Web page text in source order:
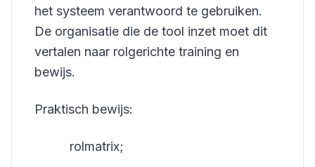
het systeem verantwoord te gebruiken.
De organisatie die de tool inzet moet dit
vertalen naar rolgerichte training en
bewijs.
Praktisch bewijs:
rolmatrix;